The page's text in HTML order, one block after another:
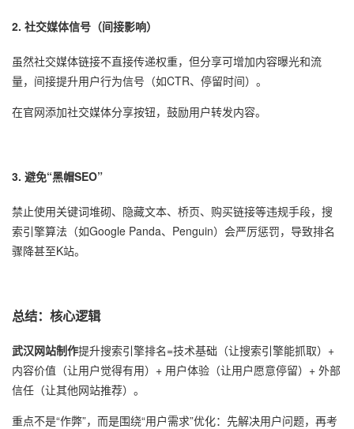
2. 社交媒体信号（间接影响）
虽然社交媒体链接不直接传递权重，但分享可增加内容曝光和流
量，间接提升用户行为信号（如CTR、停留时间）。
在官网添加社交媒体分享按钮，鼓励用户转发内容。
3. 避免“黑帽SEO”
禁止使用关键词堆砌、隐藏文本、桥页、购买链接等违规手段，搜
索引擎算法（如Google Panda、Penguin）会严厉惩罚，导致排名
骤降甚至K站。
总结：核心逻辑
武汉网站制作提升搜索引擎排名=技术基础（让搜索引擎能抓取）+
内容价值（让用户觉得有用）+ 用户体验（让用户愿意停留）+ 外部
信任（让其他网站推荐）。
重点不是“作弊”，而是围绕“用户需求”优化：先解决用户问题，再考